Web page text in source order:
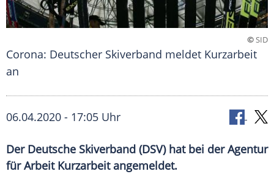
©SID
Corona: Deutscher Skiverband meldet Kurzarbeit
an
06.04.2020 - 17:05 Uhr
Der Deutsche Skiverband (DSV) hat bei der Agentur
für Arbeit Kurzarbeit angemeldet.